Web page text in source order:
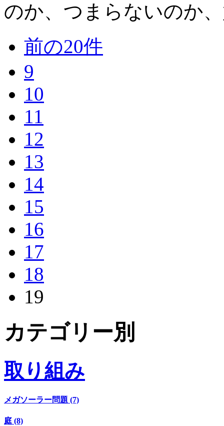
のか、つまらないのか
前の20件
9
10
11
12
13
14
15
16
17
18
19
カテゴリー別
取り組み
メガソーラー問題 (7)
庭 (8)